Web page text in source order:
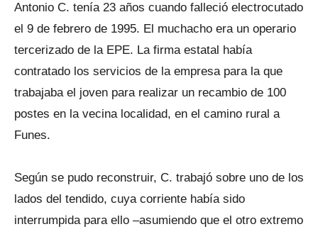
Antonio C. tenía 23 años cuando falleció electrocutado
el 9 de febrero de 1995. El muchacho era un operario
tercerizado de la EPE. La firma estatal había
contratado los servicios de la empresa para la que
trabajaba el joven para realizar un recambio de 100
postes en la vecina localidad, en el camino rural a
Funes.
Según se pudo reconstruir, C. trabajó sobre uno de los
lados del tendido, cuya corriente había sido
interrumpida para ello –asumiendo que el otro extremo